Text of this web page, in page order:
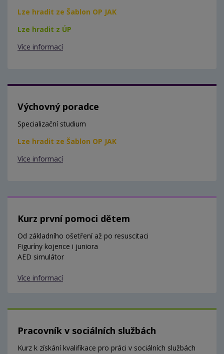
Lze hradit ze Šablon OP JAK
Lze hradit z ÚP
Více informací
Výchovný poradce
Specializační studium
Lze hradit ze Šablon OP JAK
Více informací
Kurz první pomoci dětem
Od základního ošetření až po resuscitaci
Figuríny kojence i juniora
AED simulátor
Více informací
Pracovník v sociálních službách
Kurz k získání kvalifikace pro práci v sociálních službách